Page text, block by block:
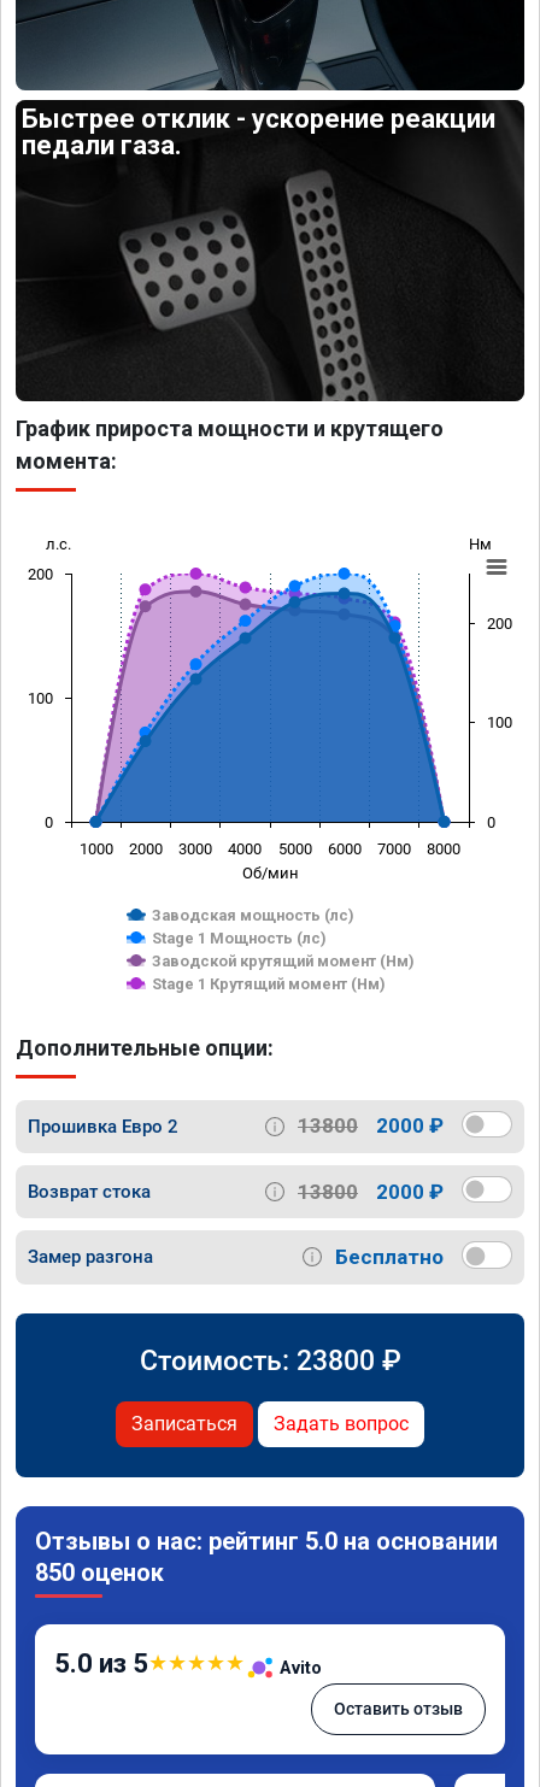
Быстрее отклик - ускорение реакции
педали газа.
График прироста мощности и крутящего
момента:
Об/мин
л.с. Нм
Заводская мощность (лс)
Stage 1 Мощность (лс)
Заводской крутящий момент (Нм)
Stage 1 Крутящий момент (Нм)
1000 2000 3000 4000 5000 6000 7000 8000
0
100
200
0
100
200
Дополнительные опции:
Прошивка Евро 2 13800 2000 ₽
Возврат стока 13800 2000 ₽
Замер разгона Бесплатно
Стоимость: 23800 ₽
Записаться Задать вопрос
Отзывы о нас: рейтинг 5.0 на основании
850 оценок
5.0 из 5★★★★★ Avito
Оставить отзыв